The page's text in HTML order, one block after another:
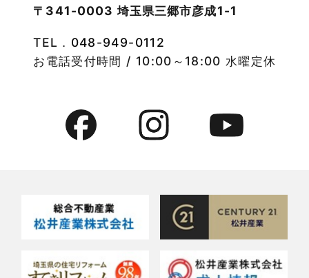
物件特集
竹ノ塚店-ブログ
貸倉庫・その他
貸店舗活用事例
賃貸物件
2022年9月
2022年8月
2022年6月
2022年3月
2022年2月
〒341-0003 埼玉県三郷市彦成1-1
TEL． 048-949-0112
お電話受付時間 / 10:00～18:00 水曜定休